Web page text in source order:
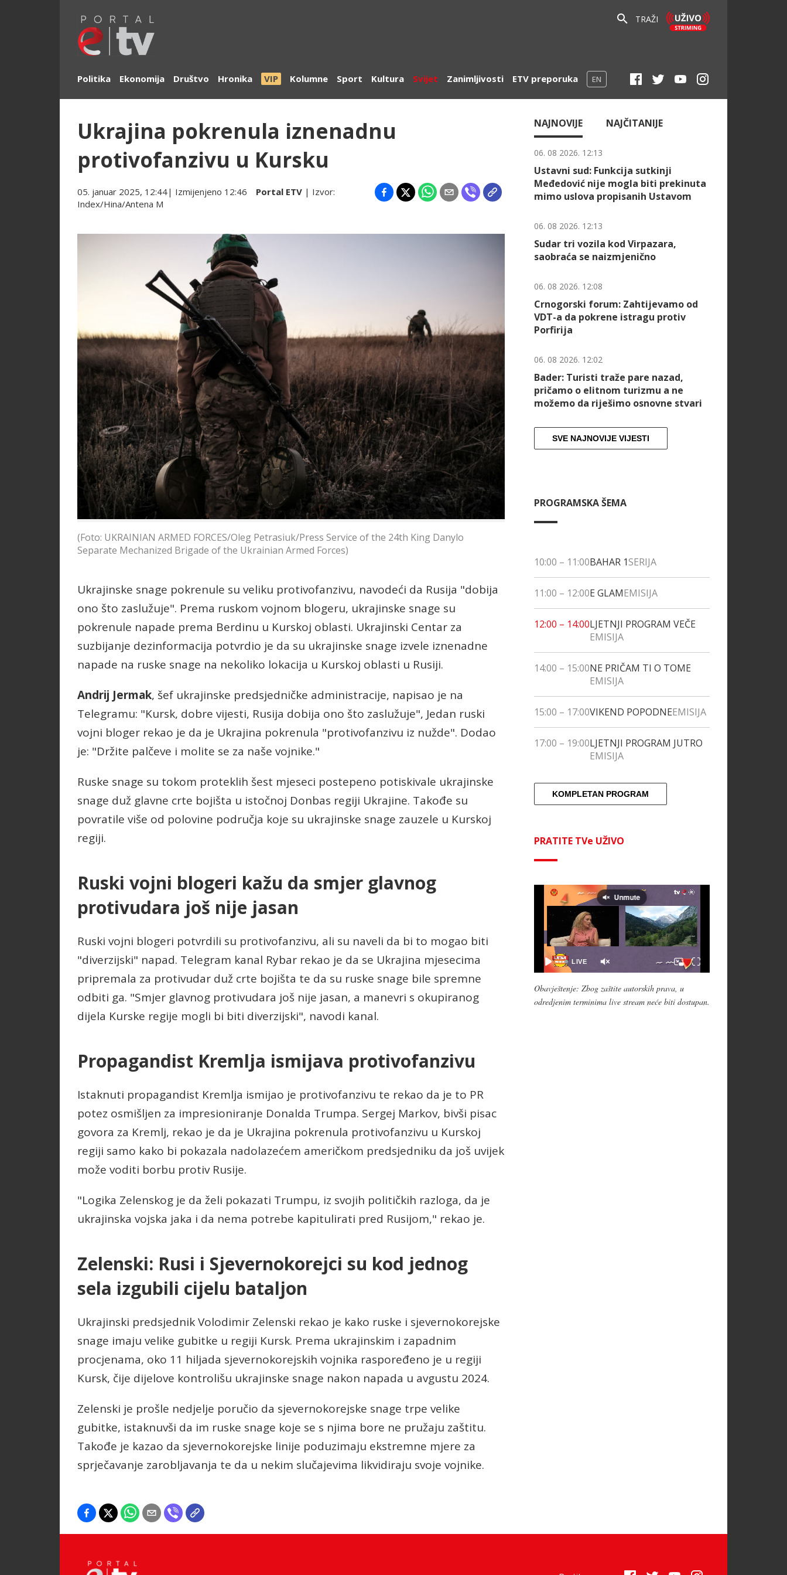
TRAŽI
Politika Ekonomija Društvo Hronika VIP Kolumne Sport Kultura Svijet Zanimljivosti ETV preporuka EN
Ukrajina pokrenula iznenadnu
protivofanzivu u Kursku
05. januar 2025, 12:44| Izmijenjeno 12:46 Portal ETV | Izvor:
Index/Hina/Antena M
(Foto: UKRAINIAN ARMED FORCES/Oleg Petrasiuk/Press Service of the 24th King Danylo
Separate Mechanized Brigade of the Ukrainian Armed Forces)
Ukrajinske snage pokrenule su veliku protivofanzivu, navodeći da Rusija "dobija
ono što zaslužuje". Prema ruskom vojnom blogeru, ukrajinske snage su
pokrenule napade prema Berdinu u Kurskoj oblasti. Ukrajinski Centar za
suzbijanje dezinformacija potvrdio je da su ukrajinske snage izvele iznenadne
napade na ruske snage na nekoliko lokacija u Kurskoj oblasti u Rusiji.
Andrij Jermak, šef ukrajinske predsjedničke administracije, napisao je na
Telegramu: "Kursk, dobre vijesti, Rusija dobija ono što zaslužuje", Jedan ruski
vojni bloger rekao je da je Ukrajina pokrenula "protivofanzivu iz nužde". Dodao
je: "Držite palčeve i molite se za naše vojnike."
Ruske snage su tokom proteklih šest mjeseci postepeno potiskivale ukrajinske
snage duž glavne crte bojišta u istočnoj Donbas regiji Ukrajine. Takođe su
povratile više od polovine područja koje su ukrajinske snage zauzele u Kurskoj
regiji.
Ruski vojni blogeri kažu da smjer glavnog
protivudara još nije jasan
Ruski vojni blogeri potvrdili su protivofanzivu, ali su naveli da bi to mogao biti
"diverzijski" napad. Telegram kanal Rybar rekao je da se Ukrajina mjesecima
pripremala za protivudar duž crte bojišta te da su ruske snage bile spremne
odbiti ga. "Smjer glavnog protivudara još nije jasan, a manevri s okupiranog
dijela Kurske regije mogli bi biti diverzijski", navodi kanal.
Propagandist Kremlja ismijava protivofanzivu
Istaknuti propagandist Kremlja ismijao je protivofanzivu te rekao da je to PR
potez osmišljen za impresioniranje Donalda Trumpa. Sergej Markov, bivši pisac
govora za Kremlj, rekao je da je Ukrajina pokrenula protivofanzivu u Kurskoj
regiji samo kako bi pokazala nadolazećem američkom predsjedniku da još uvijek
može voditi borbu protiv Rusije.
"Logika Zelenskog je da želi pokazati Trumpu, iz svojih političkih razloga, da je
ukrajinska vojska jaka i da nema potrebe kapitulirati pred Rusijom," rekao je.
Zelenski: Rusi i Sjevernokorejci su kod jednog
sela izgubili cijelu bataljon
Ukrajinski predsjednik Volodimir Zelenski rekao je kako ruske i sjevernokorejske
snage imaju velike gubitke u regiji Kursk. Prema ukrajinskim i zapadnim
procjenama, oko 11 hiljada sjevernokorejskih vojnika raspoređeno je u regiji
Kursk, čije dijelove kontrolišu ukrajinske snage nakon napada u avgustu 2024.
Zelenski je prošle nedjelje poručio da sjevernokorejske snage trpe velike
gubitke, istaknuvši da im ruske snage koje se s njima bore ne pružaju zaštitu.
Takođe je kazao da sjevernokorejske linije poduzimaju ekstremne mjere za
sprječavanje zarobljavanja te da u nekim slučajevima likvidiraju svoje vojnike.
NAJNOVIJE NAJČITANIJE
06. 08 2026. 12:13
Ustavni sud: Funkcija sutkinji
Međedović nije mogla biti prekinuta
mimo uslova propisanih Ustavom
06. 08 2026. 12:13
Sudar tri vozila kod Virpazara,
saobraća se naizmjenično
06. 08 2026. 12:08
Crnogorski forum: Zahtijevamo od
VDT-a da pokrene istragu protiv
Porfirija
06. 08 2026. 12:02
Bader: Turisti traže pare nazad,
pričamo o elitnom turizmu a ne
možemo da riješimo osnovne stvari
SVE NAJNOVIJE VIJESTI
PROGRAMSKA ŠEMA
10:00 – 11:00BAHAR 1SERIJA
11:00 – 12:00E GLAMEMISIJA
12:00 – 14:00LJETNJI PROGRAM VEČE
EMISIJA
14:00 – 15:00NE PRIČAM TI O TOME
EMISIJA
15:00 – 17:00VIKEND POPODNEEMISIJA
17:00 – 19:00LJETNJI PROGRAM JUTRO
EMISIJA
KOMPLETAN PROGRAM
PRATITE TVe UŽIVO
Obavještenje: Zbog zaštite autorskih prava, u
odredjenim terminima live stream neće biti dostupan.